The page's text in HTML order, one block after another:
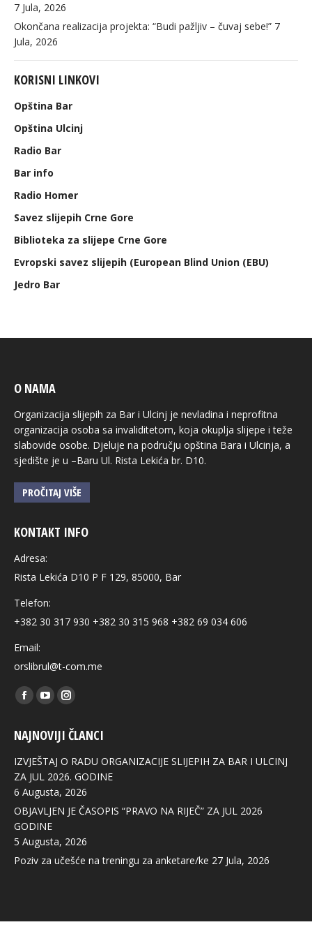
7 Jula, 2026
Okončana realizacija projekta: “Budi pažljiv – čuvaj sebe!” 7
Jula, 2026
KORISNI LINKOVI
Opština Bar
Opština Ulcinj
Radio Bar
Bar info
Radio Homer
Savez slijepih Crne Gore
Biblioteka za slijepe Crne Gore
Evropski savez slijepih (European Blind Union (EBU)
Jedro Bar
O NAMA
Organizacija slijepih za Bar i Ulcinj je nevladina i neprofitna
organizacija osoba sa invaliditetom, koja okuplja slijepe i teže
slabovide osobe. Djeluje na području opština Bara i Ulcinja, a
sjedište je u –Baru Ul. Rista Lekića br. D10.
PROČITAJ VIŠE
KONTAKT INFO
Adresa:
Rista Lekića D10 P F 129, 85000, Bar
Telefon:
+382 30 317 930 +382 30 315 968 +382 69 034 606
Email:
orslibrul@t-com.me
Find us on:
Facebook
opens
in
new
window
YouTube
opens
in
new
window
Instagram
opens
in
new
window
NAJNOVIJI ČLANCI
IZVJEŠTAJ O RADU ORGANIZACIJE SLIJEPIH ZA BAR I ULCINJ
ZA JUL 2026. GODINE
6 Augusta, 2026
OBJAVLJEN JE ČASOPIS “PRAVO NA RIJEČ” ZA JUL 2026
GODINE
5 Augusta, 2026
Poziv za učešće na treningu za anketare/ke 27 Jula, 2026